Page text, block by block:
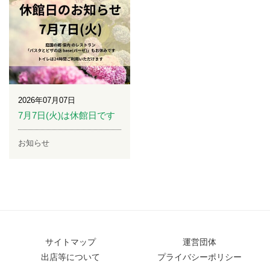
2026年07月07日
7月7日(火)は休館日です
お知らせ
サイトマップ
運営団体
出店等について
プライバシーポリシー